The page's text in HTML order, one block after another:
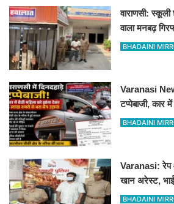
वाराणसी:
वाला मनबढ़
हीरोपंती
BHADAINI
Varanasi
टप्पेबाजी, कार
लाख रुपये से भरा
BHADAINI
Varanasi: रेप
खान अरेस्ट,
BHADAINI